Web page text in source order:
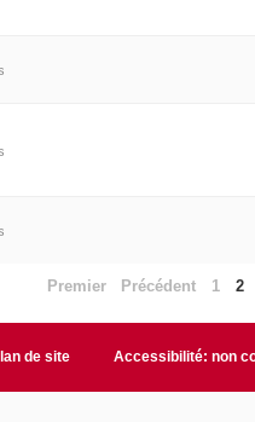
Premier Précédent 1 2
de site Accessibilité: non